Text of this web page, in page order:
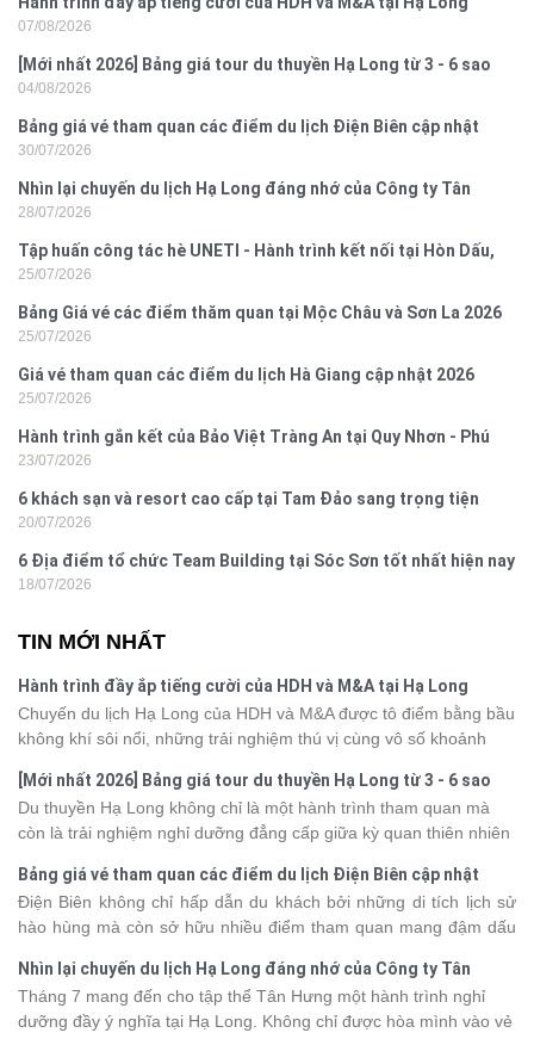
07/08/2026
[Mới nhất 2026] Bảng giá tour du thuyền Hạ Long từ 3 - 6 sao
04/08/2026
Bảng giá vé tham quan các điểm du lịch Điện Biên cập nhật
2026
30/07/2026
Nhìn lại chuyến du lịch Hạ Long đáng nhớ của Công ty Tân
Hưng 2026
28/07/2026
Tập huấn công tác hè UNETI - Hành trình kết nối tại Hòn Dấu,
Đồ Sơn
25/07/2026
Bảng Giá vé các điểm thăm quan tại Mộc Châu và Sơn La 2026
25/07/2026
Giá vé tham quan các điểm du lịch Hà Giang cập nhật 2026
25/07/2026
Hành trình gắn kết của Bảo Việt Tràng An tại Quy Nhơn - Phú
Yên
23/07/2026
6 khách sạn và resort cao cấp tại Tam Đảo sang trọng tiện
nghi
20/07/2026
6 Địa điểm tổ chức Team Building tại Sóc Sơn tốt nhất hiện nay
18/07/2026
TIN MỚI NHẤT
Hành trình đầy ắp tiếng cười của HDH và M&A tại Hạ Long
Chuyến du lịch Hạ Long của HDH và M&A được tô điểm bằng bầu
không khí sôi nổi, những trải nghiệm thú vị cùng vô số khoảnh
phút giây đồng hành bên nhau, tất cả đã tạo nên một chuyến đi
tràn đầy cảm xúc và dấu ấn khó quên.
[Mới nhất 2026] Bảng giá tour du thuyền Hạ Long từ 3 - 6 sao
Du thuyền Hạ Long không chỉ là một hành trình tham quan mà
còn là trải nghiệm nghỉ dưỡng đẳng cấp giữa kỳ quan thiên nhiên
khác nhau, khiến nhiều du khách băn khoăn khi lựa chọn. Bài viết
dưới đây sẽ cập nhật bảng giá tour du thuyền Hạ Long mới nhất
2026 từ 3 - 6 sao, giúp bạn dễ dàng so sánh và tìm được hành
trình phù hợp với nhu cầu cũng như ngân sách.
Bảng giá vé tham quan các điểm du lịch Điện Biên cập nhật
2026
Điện Biên không chỉ hấp dẫn du khách bởi những di tích lịch sử
hào hùng mà còn sở hữu nhiều điểm tham quan mang đậm dấu
phá vùng đất này, việc cập nhật trước giá vé sẽ giúp bạn chủ
động hơn trong lịch trình và chi phí. Cùng Vietsense Travel tham
khảo bảng giá vé tham quan các điểm du lịch Điện Biênmới nhất
Nhìn lại chuyến du lịch Hạ Long đáng nhớ của Công ty Tân
Hưng 2026
Tháng 7 mang đến cho tập thể Tân Hưng một hành trình nghỉ
dưỡng đầy ý nghĩa tại Hạ Long. Không chỉ được hòa mình vào vẻ